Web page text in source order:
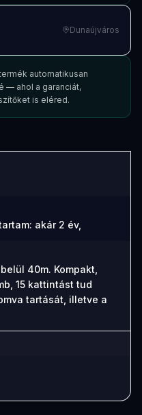
Dunaújváros
automatikusan
— ahol a garanciát,
is eléred.
akár 2 év,
40m. Kompakt,
15 kattintást tud
tartását, illetve a